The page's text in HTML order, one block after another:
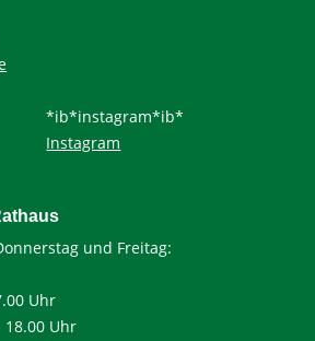
*ib*instagram*ib*
Instagram
und Freitag:
Uhr
18.00 Uhr